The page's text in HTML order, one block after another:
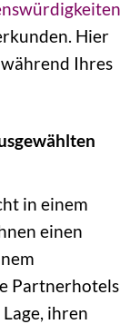
Hier
Ihres
in einem
einen
Partnerhotels
ihren